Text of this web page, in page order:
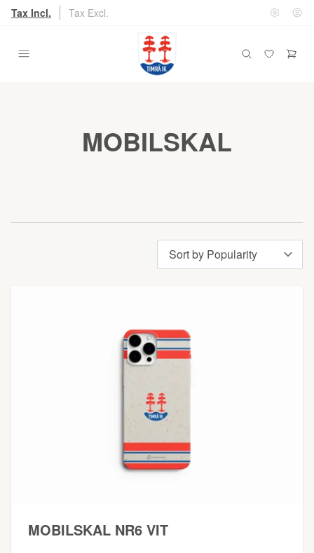
Tax Incl. Tax Excl.
MOBILSKAL
MOBILSKAL NR6 VIT